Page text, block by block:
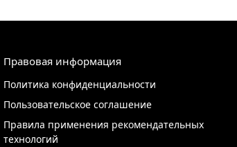
Правовая информация
Политика конфиденциальности
Пользовательское соглашение
Правила применения рекомендательных
технологий